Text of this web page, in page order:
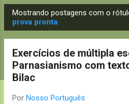
o
Mostrando postagens com o
prova pronta
Exercícios de múltipla
Parnasianismo com
Bilac
Por Nosso Português